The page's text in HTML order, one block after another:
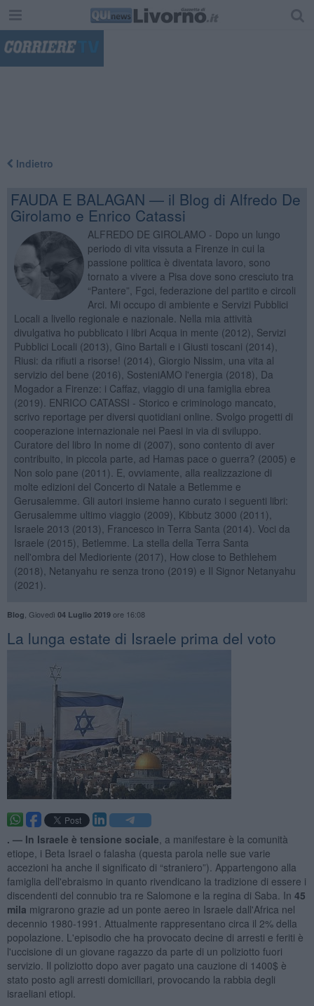
Indietro
FAUDA E BALAGAN — il Blog di Alfredo De
Girolamo e Enrico Catassi
ALFREDO DE GIROLAMO - Dopo un lungo
periodo di vita vissuta a Firenze in cui la
passione politica è diventata lavoro, sono
tornato a vivere a Pisa dove sono cresciuto tra
“Pantere”, Fgci, federazione del partito e circoli
Arci. Mi occupo di ambiente e Servizi Pubblici
Locali a livello regionale e nazionale. Nella mia attività
divulgativa ho pubblicato i libri Acqua in mente (2012), Servizi
Pubblici Locali (2013), Gino Bartali e i Giusti toscani (2014),
Riusi: da rifiuti a risorse! (2014), Giorgio Nissim, una vita al
servizio del bene (2016), SosteniAMO l'energia (2018), Da
Mogador a Firenze: i Caffaz, viaggio di una famiglia ebrea
(2019). ENRICO CATASSI - Storico e criminologo mancato,
scrivo reportage per diversi quotidiani online. Svolgo progetti di
cooperazione internazionale nei Paesi in via di sviluppo.
Curatore del libro In nome di (2007), sono contento di aver
contribuito, in piccola parte, ad Hamas pace o guerra? (2005) e
Non solo pane (2011). E, ovviamente, alla realizzazione di
molte edizioni del Concerto di Natale a Betlemme e
Gerusalemme. Gli autori insieme hanno curato i seguenti libri:
Gerusalemme ultimo viaggio (2009), Kibbutz 3000 (2011),
Israele 2013 (2013), Francesco in Terra Santa (2014). Voci da
Israele (2015), Betlemme. La stella della Terra Santa
nell'ombra del Medioriente (2017), How close to Bethlehem
(2018), Netanyahu re senza trono (2019) e Il Signor Netanyahu
(2021).
Blog Giovedì 04 Luglio 2019ore 16:08
La lunga estate di Israele prima del voto
. — In Israele è tensione sociale , a manifestare è la comunità
etiope, i Beta Israel o falasha (questa parola nelle sue varie
accezioni ha anche il significato di “straniero”). Appartengono alla
famiglia dell'ebraismo in quanto rivendicano la tradizione di essere i
discendenti del connubio tra re Salomone e la regina di Saba. In 45
mila migrarono grazie ad un ponte aereo in Israele dall'Africa nel
decennio 1980-1991. Attualmente rappresentano circa il 2% della
popolazione. L'episodio che ha provocato decine di arresti e feriti è
l'uccisione di un giovane ragazzo da parte di un poliziotto fuori
servizio. Il poliziotto dopo aver pagato una cauzione di 1400$ è
stato posto agli arresti domiciliari, provocando la rabbia degli
israeliani etiopi.